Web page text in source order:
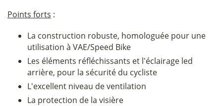
Points forts :
La construction robuste, homologuée pour une
utilisation à VAE/Speed Bike
Les éléments réfléchissants et l'éclairage led
arrière, pour la sécurité du cycliste
L'excellent niveau de ventilation
La protection de la visière